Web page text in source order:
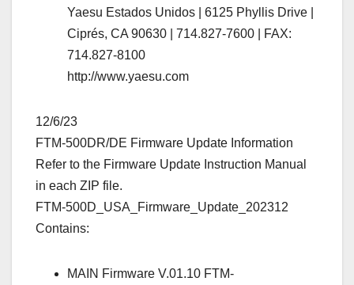
Yaesu Estados Unidos | 6125 Phyllis Drive |
Ciprés, CA 90630 | 714.827-7600 | FAX:
714.827-8100
http://www.yaesu.com
12/6/23
FTM-500DR/DE Firmware Update Information
Refer to the Firmware Update Instruction Manual
in each ZIP file.
FTM-500D_USA_Firmware_Update_202312
Contains:
MAIN Firmware V.01.10 FTM-